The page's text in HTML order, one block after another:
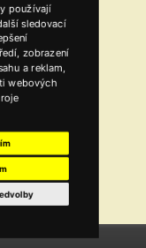
používají
sledovací
zobrazení
a reklam,
webových